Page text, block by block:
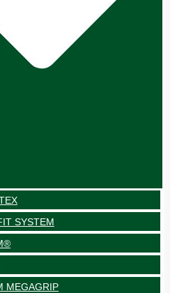
SYSTEM
MEGAGRIP